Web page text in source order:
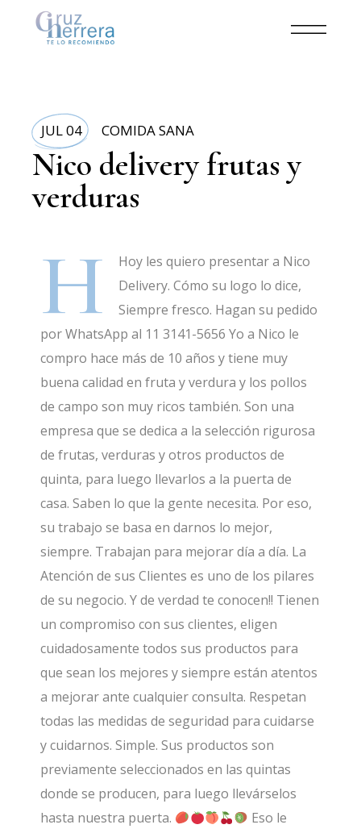
JUL 04 COMIDA SANA
Nico delivery frutas y
verduras
H
Hoy les quiero presentar a Nico
Delivery. Cómo su logo lo dice,
Siempre fresco. Hagan su pedido
por WhatsApp al 11 3141-5656 Yo a Nico le
compro hace más de 10 años y tiene muy
buena calidad en fruta y verdura y los pollos
de campo son muy ricos también. Son una
empresa que se dedica a la selección rigurosa
de frutas, verduras y otros productos de
quinta, para luego llevarlos a la puerta de
casa. Saben lo que la gente necesita. Por eso,
su trabajo se basa en darnos lo mejor,
siempre. Trabajan para mejorar día a día. La
Atención de sus Clientes es uno de los pilares
de su negocio. Y de verdad te conocen!! Tienen
un compromiso con sus clientes, eligen
cuidadosamente todos sus productos para
que sean los mejores y siempre están atentos
a mejorar ante cualquier consulta. Respetan
todas las medidas de seguridad para cuidarse
y cuidarnos. Simple. Sus productos son
previamente seleccionados en las quintas
donde se producen, para luego llevárselos
hasta nuestra puerta.
Eso le